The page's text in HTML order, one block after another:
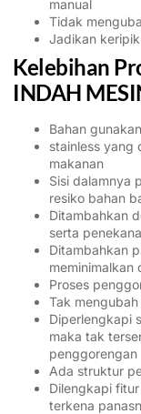
manual
Tidak
Jadikan
Kelebihan
INDAH
Bahan
stainless yang
makanan
Sisi dalamnya
resiko bahan
Ditambahkan
serta
Ditambahkan
meminimalkan
Proses
Tak
Diperlengkapi
maka tak
penggorengan
Ada struktur
Dilengkapi
terkena